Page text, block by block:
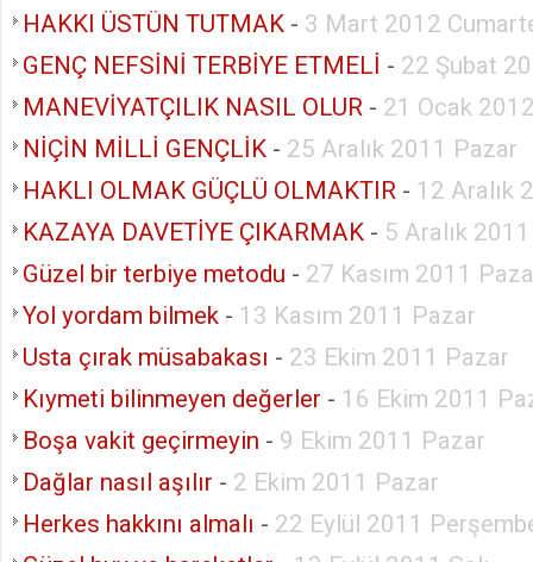
HAKKI ÜSTÜN TUTMAK - 3 Mart 2012
GENÇ NEFSİNİ TERBİYE ETMELİ - 22 Şubat
MANEVİYATÇILIK NASIL OLUR - 21 Ocak
NİÇİN MİLLİ GENÇLİK - 25 Aralık 2011 Pazar
HAKLI OLMAK GÜÇLÜ OLMAKTIR - 12 Aralık
KAZAYA DAVETİYE ÇIKARMAK - 5 Aralık
Güzel bir terbiye metodu - 27 Kasım 2011
Yol yordam bilmek - 13 Kasım 2011 Pazar
Usta çırak müsabakası - 23 Ekim 2011 Pazar
Kıymeti bilinmeyen değerler - 16 Ekim 2011
Boşa vakit geçirmeyin - 9 Ekim 2011 Pazar
Dağlar nasıl aşılır - 2 Ekim 2011 Pazar
Herkes hakkını almalı - 22 Eylül 2011